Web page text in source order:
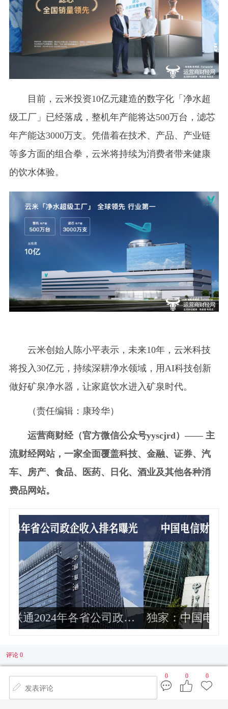
目前，云米投资10亿元建造的数字化「净水超
级工厂」已经落成，整机年产能将达500万台，滤芯
年产能达3000万支。凭借着在技术、产品、产业链
等多方面的组合拳，云米将持续为消费者带来健康
的饮水体验。
云米创始人陈小平表示，未来10年，云米科技
将投入30亿元，持续深耕净水领域，用AI科技创新
做好矿泉净水器，让家庭饮水进入矿泉时代。
（责任编辑：康玲华）
运营商财经（官方微信公众号yyscjrd）—— 主
流财经网站，一家全面覆盖科技、金融、证券、汽
车、房产、食品、医药、日化、酒业及其他各种消
费品网站。
独家：中国电信财务部总经理周响华
评论 0
0 0 0